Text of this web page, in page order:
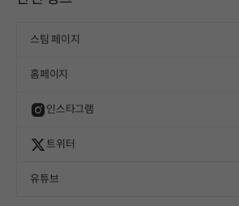
스팀 페이지
홈페이지
인스타그램
트위터
유튜브